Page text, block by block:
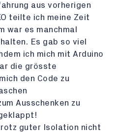
aus vorherigen
teilte ich meine Zeit
war es manchmal
Es gab so viel
ich mich mit Arduino
die grösste
den Code zu
Ausschenken zu
guter Isolation nicht